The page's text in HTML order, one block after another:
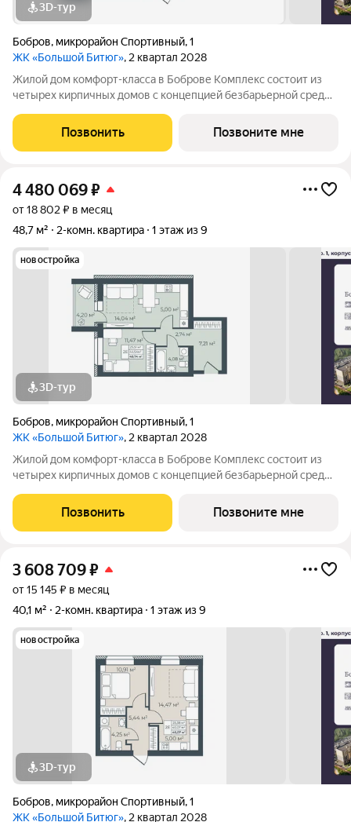
3D-тур
Бобров, микрорайон Спортивный,1
ЖК «Большой Битюг», 2 квартал 2028
Жилой дом комфорт-класса в Боброве Комплекс состоит из
четырех кирпичных домов с концепцией безбарьерной среды,
пожилых людей и родителей с колясками. Функциональное
использование квадратных
Позвонить Позвоните мне
4 480 069₽
от 18 802 ₽ в месяц
48,7 м²
2-комн. квартира 1 этаж из 9
новостройка
3D-тур
Бобров, микрорайон Спортивный,1
ЖК «Большой Битюг», 2 квартал 2028
Жилой дом комфорт-класса в Боброве Комплекс состоит из
четырех кирпичных домов с концепцией безбарьерной среды,
пожилых людей и родителей с колясками. Функциональное
использование квадратных
Позвонить Позвоните мне
3 608 709₽
от 15 145 ₽ в месяц
40,1 м²
2-комн. квартира 1 этаж из 9
новостройка
3D-тур
Бобров, микрорайон Спортивный,1
ЖК «Большой Битюг», 2 квартал 2028